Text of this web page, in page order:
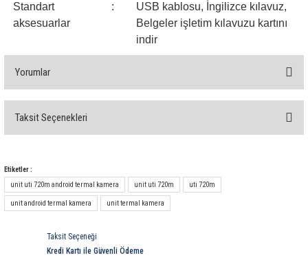
Standart
aksesuarlar
:
USB kablosu, İngilizce kılavuz,
Belgeler işletim kılavuzu kartını
indir
Yorumlar
Taksit Seçenekleri
Etiketler :
unit uti 720m android termal kamera
unit uti 720m uti 720m
unit android termal kamera unit termal kamera
Taksit Seçeneği
Kredi Kartı ile Güvenli Ödeme